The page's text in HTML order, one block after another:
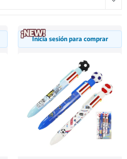
Inicia sesión para comprar